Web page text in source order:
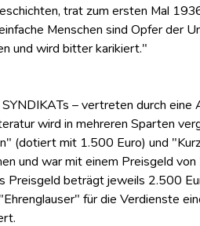
trat zum ersten Mal
Menschen sind Opfer der
und wird bitter karikiert."
– vertreten durch
wird in mehreren Sparten
(dotiert mit 1.500 Euro) und
und war mit einem Preisgeld
Preisgeld beträgt jeweils 2.500
für die Verdienste